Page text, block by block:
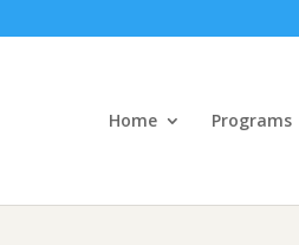
Home Programs